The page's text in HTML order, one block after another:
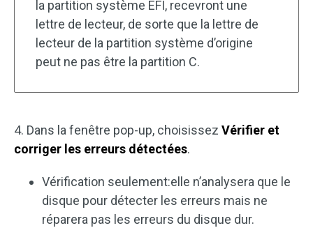
la partition système EFI, recevront une
lettre de lecteur, de sorte que la lettre de
lecteur de la partition système d’origine
peut ne pas être la partition C.
4. Dans la fenêtre pop-up, choisissez Vérifier et
corriger les erreurs détectées.
Vérification seulement:elle n’analysera que le
disque pour détecter les erreurs mais ne
réparera pas les erreurs du disque dur.